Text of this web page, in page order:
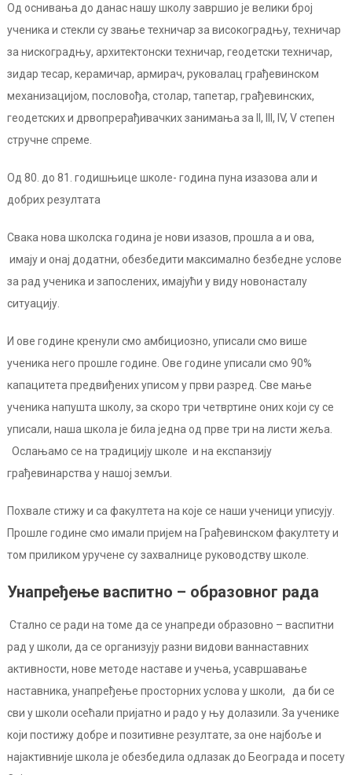
Од оснивања до данас нашу школу завршио је велики број
ученика и стекли су звање техничар за високоградњу, техничар
за нискоградњу, архитектонски техничар, геодетски техничар,
зидар тесар, керамичар, армирач, руковалац грађевинском
механизацијом, пословођа, столар, тапетар, грађевинских,
геодетских и дрвопрерађивачких занимања за II, III, IV, V степен
стручне спреме.
Од 80. до 81. годишњице школе- година пуна изазова али и
добрих резултата
Свака нова школска година је нови изазов, прошла а и ова,
имају и онај додатни, обезбедити максимално безбедне услове
за рад ученика и запослених, имајући у виду новонасталу
ситуацију.
И ове године кренули смо амбициозно, уписали смо више
ученика него прошле године. Ове године уписали смо 90%
капацитета предвиђених уписом у први разред. Све мање
ученика напушта школу, за скоро три четвртине оних који су се
уписали, наша школа је била једна од прве три на листи жеља.
Ослањамо се на традицију школе и на експанзију
грађевинарства у нашој земљи.
Похвале стижу и са факултета на које се наши ученици уписују.
Прошле године смо имали пријем на Грађевинском факултету и
том приликом уручене су захвалнице руководству школе.
Унапређење васпитно – образовног рада
Стално се ради на томе да се унапреди образовно – васпитни
рад у школи, да се организују разни видови ваннаставних
активности, нове методе наставе и учења, усавршавање
наставника, унапређење просторних услова у школи, да би се
сви у школи осећали пријатно и радо у њу долазили. За ученике
који постижу добре и позитивне резултате, за оне најбоље и
најактивније школа је обезбедила одлазак до Београда и посету